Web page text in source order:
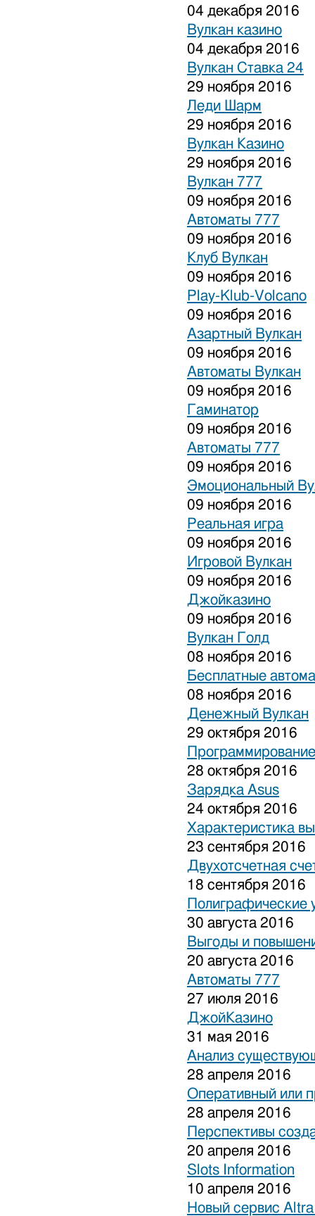
04 декабря 2016
Вулкан казино
04 декабря 2016
Вулкан Ставка 24
29 ноября 2016
Леди Шарм
29 ноября 2016
Вулкан Казино
29 ноября 2016
Вулкан 777
09 ноября 2016
Автоматы 777
09 ноября 2016
Клуб Вулкан
09 ноября 2016
Play-Klub-Volcano
09 ноября 2016
Азартный Вулкан
09 ноября 2016
Автоматы Вулкан
09 ноября 2016
Гаминатор
09 ноября 2016
Автоматы 777
09 ноября 2016
Эмоциональный
09 ноября 2016
Реальная игра
09 ноября 2016
Игровой Вулкан
09 ноября 2016
Джойказино
09 ноября 2016
Вулкан Голд
08 ноября 2016
Бесплатные
08 ноября 2016
Денежный Вулкан
29 октября 2016
28 октября 2016
Зарядка Asus
24 октября 2016
Характеристика
23 сентября 2016
Двухотсчетная
18 сентября 2016
Полиграфические
30 августа 2016
Выгоды и
20 августа 2016
Автоматы 777
27 июля 2016
ДжойКазино
31 мая 2016
Анализ
28 апреля 2016
Оперативный или
28 апреля 2016
Перспективы
20 апреля 2016
Slots Information
10 апреля 2016
Новый сервис Altra